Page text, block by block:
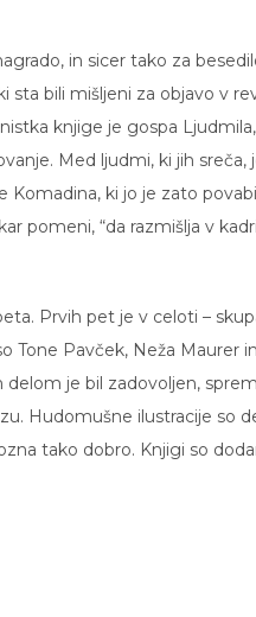
in sicer tako za
bili mišljeni za objavo v
knjige je gospa
Med ljudmi, ki jih
ki jo je zato
pomeni, “da razmišlja v
Prvih pet je v celoti –
Tone Pavček, Neža Maurer
je bil zadovoljen,
Hudomušne ilustracije so
tako dobro. Knjigi so